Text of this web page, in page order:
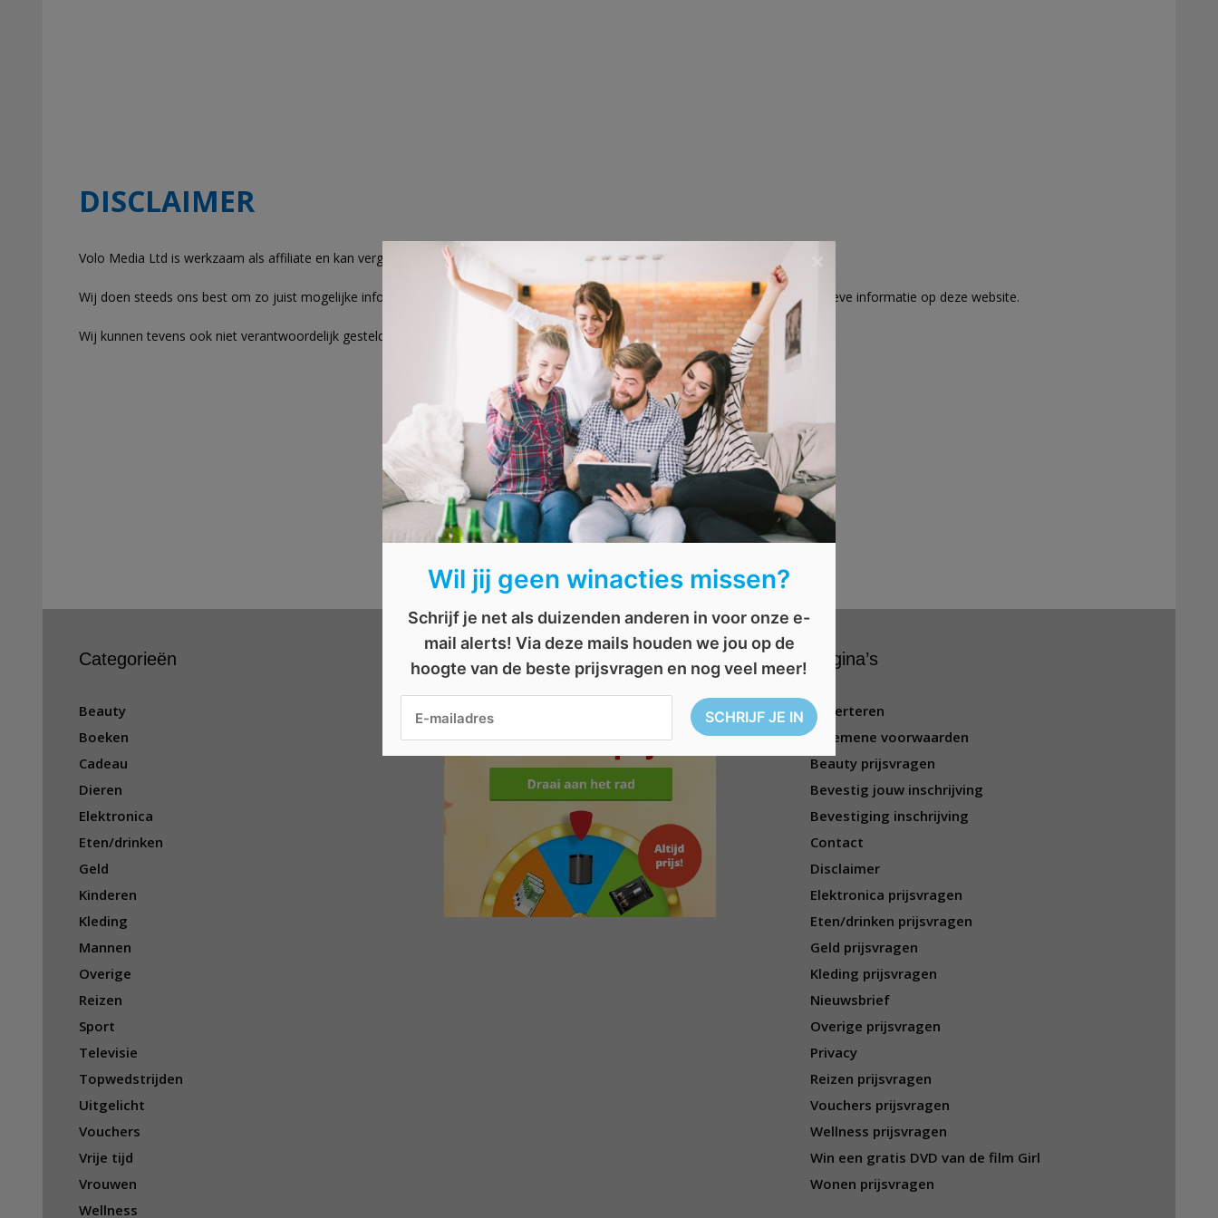
DISCLAIMER
Volo Media Ltd is werkzaam als affiliate en kan vergoed worden als u een aankoop doet of deelneemt aan een wedstrijd.
Wij doen steeds ons best om zo juist mogelijke informatie te publiceren, maar wij zijn niet verantwoordelijk voor eventuele foutieve informatie op deze website.
Wij kunnen tevens ook niet verantwoordelijk gesteld worden voor de inhoud van de sites waarnaar wij verwijzen.
Categorieën
Beauty
Boeken
Cadeau
Dieren
Elektronica
Eten/drinken
Geld
Kinderen
Kleding
Mannen
Overige
Reizen
Sport
Televisie
Topwedstrijden
Uitgelicht
Vouchers
Vrije tijd
Vrouwen
Wellness
Pagina’s
Adverteren
Algemene voorwaarden
Beauty prijsvragen
Bevestig jouw inschrijving
Bevestiging inschrijving
Contact
Disclaimer
Elektronica prijsvragen
Eten/drinken prijsvragen
Geld prijsvragen
Kleding prijsvragen
Nieuwsbrief
Overige prijsvragen
Privacy
Reizen prijsvragen
Vouchers prijsvragen
Wellness prijsvragen
Win een gratis DVD van de film Girl
Wonen prijsvragen
Wil jij geen winacties missen?
Schrijf je net als duizenden anderen in voor onze e-
mail alerts! Via deze mails houden we jou op de
hoogte van de beste prijsvragen en nog veel meer!
×